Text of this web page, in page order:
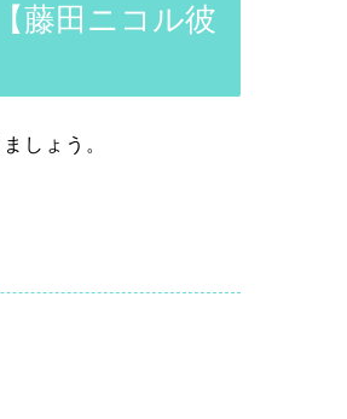
藤田ニコル彼
しょう。